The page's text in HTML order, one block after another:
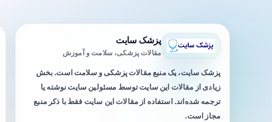
پزشک سایت
مقالات پزشکی، سلامت و آموزش
پزشک سایت، یک منبع مقالات پزشکی و سلامت است. بخش
زیادی از مقالات این سایت توسط مسئولین سایت نوشته یا
ترجمه شده‌اند. استفاده از مقالات این سایت فقط با ذکر منبع
مجاز است.